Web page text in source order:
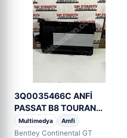
3Q0035466C ANFİ
PASSAT B8 TOURAN
TİGUAN AMFİ RADIO TEYP
ORJ
Multimedya Amfi
Bentley Continental GT